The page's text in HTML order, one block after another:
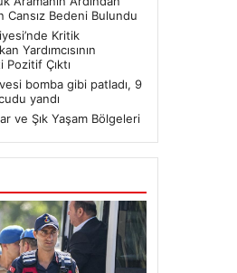
Cansız Bedeni Bulundu
Kritik
Yardımcısının
Çıktı
bomba gibi patladı, 9
yandı
ve Şık Yaşam Bölgeleri